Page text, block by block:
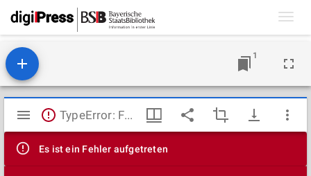
1
Mirador
Viewer
TypeError: Failed to fetch
Es ist ein Fehler aufgetreten